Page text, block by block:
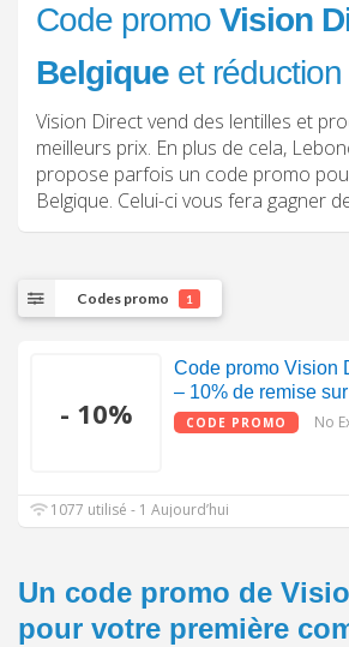
Code promo Vision
Belgique et
Vision Direct vend des lentilles et
meilleurs prix. En plus de cela,
propose parfois un code promo
Belgique. Celui-ci vous fera gagner
Codes promo 1
- 10%
Code promo Vision
– 10% de remise
CODE PROMO No
1077 utilisé - 1 Aujourd’hui
Un code promo de
pour votre première